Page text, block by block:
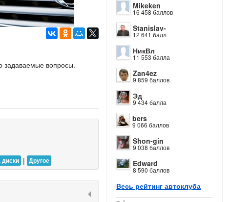
Mikeken
16 458 баллов
Stanislav-
12 641 балл
НикВл
11 553 балла
Zan4ez
9 859 баллов
Эд
9 434 балла
bers
9 066 баллов
Shon-gin
9 038 баллов
Edward
8 590 баллов
Весь рейтинг автоклуба
задаваемые вопросы.
| Другое